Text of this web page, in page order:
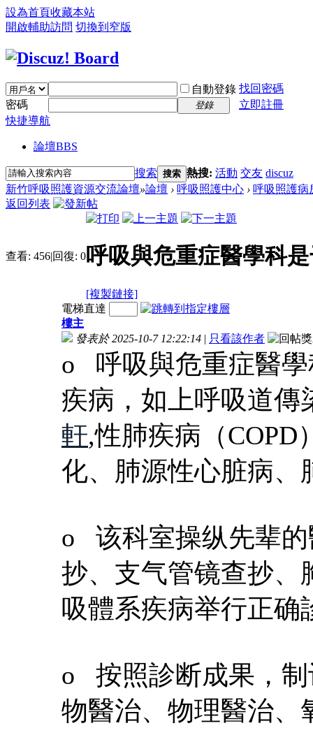
設為首頁收藏本站
開啟輔助訪問 切換到窄版
自動登錄 找回密碼
密碼
登錄
立即註冊
快捷導航
論壇BBS
搜索 搜索 熱搜: 活動 交友 discuz
新竹呼吸照護資源交流論壇»論壇 › 呼吸照護中心 › 呼吸照護病
返回列表
查看: 456|回復: 0呼吸與危重症醫學科
[複製鏈接]
電梯直達
樓主
發表於 2025-10-7 12:22:14 | 只看該作者
o 呼吸與危重症醫學
疾病，如上呼吸道傳
軒,性肺疾病（
化、肺源性心脏病、
o 该科室操纵先辈的
抄、支气管镜查抄、
吸體系疾病举行正确
o 按照診断成果，制
物醫治、物理醫治、